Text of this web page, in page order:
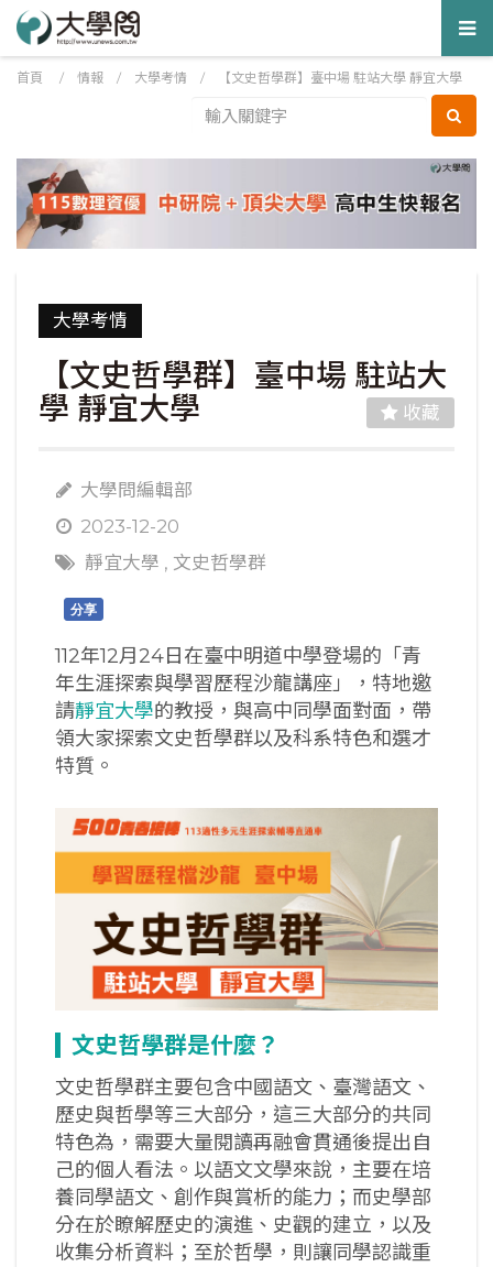
首頁 / 情報 / 大學考情 / 【文史哲學群】臺中場 駐站大學 靜宜大學
大學考情
【文史哲學群】臺中場 駐站大
學 靜宜大學
收藏
大學問編輯部
2023-12-20
靜宜大學 , 文史哲學群
分享
112年12月24日在臺中明道中學登場的「青
年生涯探索與學習歷程沙龍講座」，特地邀
請靜宜大學的教授，與高中同學面對面，帶
領大家探索文史哲學群以及科系特色和選才
特質。
文史哲學群是什麼？
文史哲學群主要包含中國語文、臺灣語文、
歷史與哲學等三大部分，這三大部分的共同
特色為，需要大量閱讀再融會貫通後提出自
己的個人看法。以語文文學來說，主要在培
養同學語文、創作與賞析的能力；而史學部
分在於瞭解歷史的演進、史觀的建立，以及
收集分析資料；至於哲學，則讓同學認識重